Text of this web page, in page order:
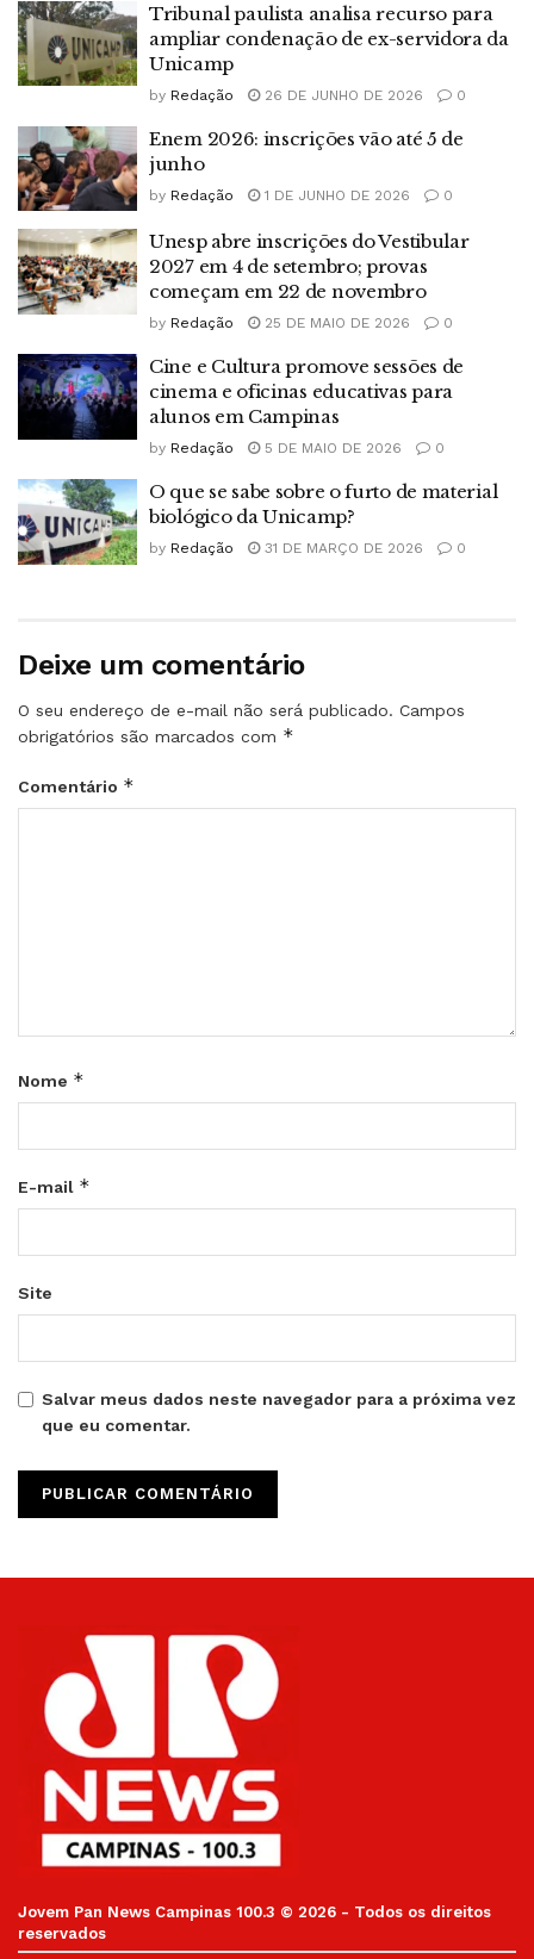
Tribunal paulista analisa recurso para
ampliar condenação de ex-servidora da
Unicamp
by Redação 26 DE JUNHO DE 2026 0
Enem 2026: inscrições vão até 5 de
junho
by Redação 1 DE JUNHO DE 2026 0
Unesp abre inscrições do Vestibular
2027 em 4 de setembro; provas
começam em 22 de novembro
by Redação 25 DE MAIO DE 2026 0
Cine e Cultura promove sessões de
cinema e oficinas educativas para
alunos em Campinas
by Redação 5 DE MAIO DE 2026 0
O que se sabe sobre o furto de material
biológico da Unicamp?
by Redação 31 DE MARÇO DE 2026 0
Deixe um comentário
O seu endereço de e-mail não será publicado. Campos
obrigatórios são marcados com *
Comentário *
Nome *
E-mail *
Site
Salvar meus dados neste navegador para a próxima vez
que eu comentar.
Jovem Pan News Campinas 100.3 © 2026 - Todos os direitos
reservados